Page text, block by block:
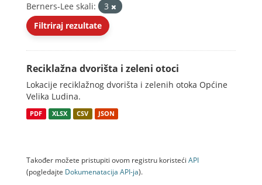
Berners-Lee skali:
3
Filtriraj rezultate
Reciklažna dvorišta i zeleni otoci
Lokacije reciklažnog dvorišta i zelenih otoka Općine
Velika Ludina.
PDF XLSX CSV JSON
Također možete pristupiti ovom registru koristeći API
(pogledajte Dokumenаtаcijа API-jа).